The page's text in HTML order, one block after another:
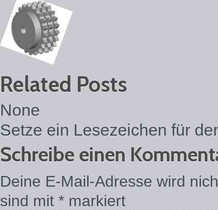
Related Posts
None
Setze ein Lesezeichen für
Schreibe einen
Deine E-Mail-Adresse wird
sind mit * markiert